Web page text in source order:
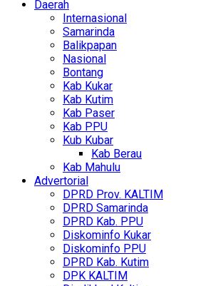
Daerah
Internasional
Samarinda
Balikpapan
Nasional
Bontang
Kab Kukar
Kab Kutim
Kab Paser
Kab PPU
Kub Kubar
Kab Berau
Kab Mahulu
Advertorial
DPRD Prov. KALTIM
DPRD Samarinda
DPRD Kab. PPU
Diskominfo Kukar
Diskominfo PPU
DPRD Kab. Kutim
DPK KALTIM